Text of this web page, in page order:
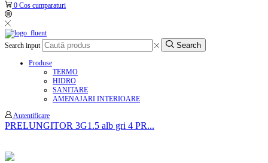
0 Cos cumparaturi
Search input Search
Produse
TERMO
HIDRO
SANITARE
AMENAJARI INTERIOARE
Autentificare
PRELUNGITOR 3G1.5 alb gri 4 PR...